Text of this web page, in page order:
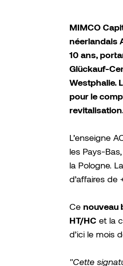
MIMCO
néerlandais
10 ans,
Glückauf-
Westphalie.
pour le
L’enseigne
les Pays-
la Pologne.
d’affaires de
Ce nouveau
HT/HC et la
d’ici le mois
"Cette